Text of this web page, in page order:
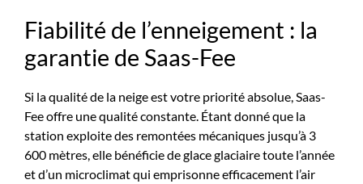
Fiabilité de l’enneigement : la
garantie de Saas-Fee
Si la qualité de la neige est votre priorité absolue, Saas-
Fee offre une qualité constante. Étant donné que la
station exploite des remontées mécaniques jusqu’à 3
600 mètres, elle bénéficie de glace glaciaire toute l’année
et d’un microclimat qui emprisonne efficacement l’air